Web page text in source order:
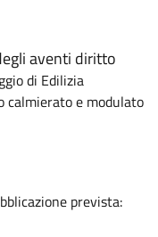
aventi diritto
di Edilizia
calmierato e modulato
prevista: